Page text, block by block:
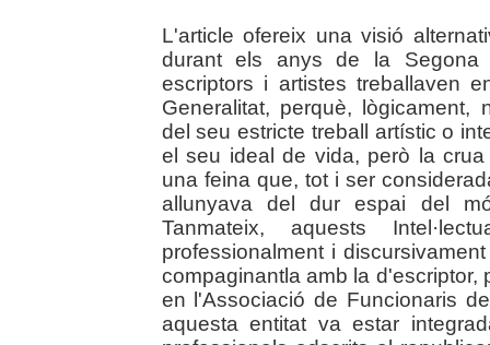
L'article ofereix una visió
durant els anys de la Segona
escriptors i artistes treballaven
Generalitat, perquè, lògicament,
del seu estricte treball artístic o
el seu ideal de vida, però la
una feina que, tot i ser
allunyava del dur espai del
Tanmateix, aquests
professionalment i
compaginantla amb la d'escriptor,
en l'Associació de Funcionaris
aquesta entitat va estar